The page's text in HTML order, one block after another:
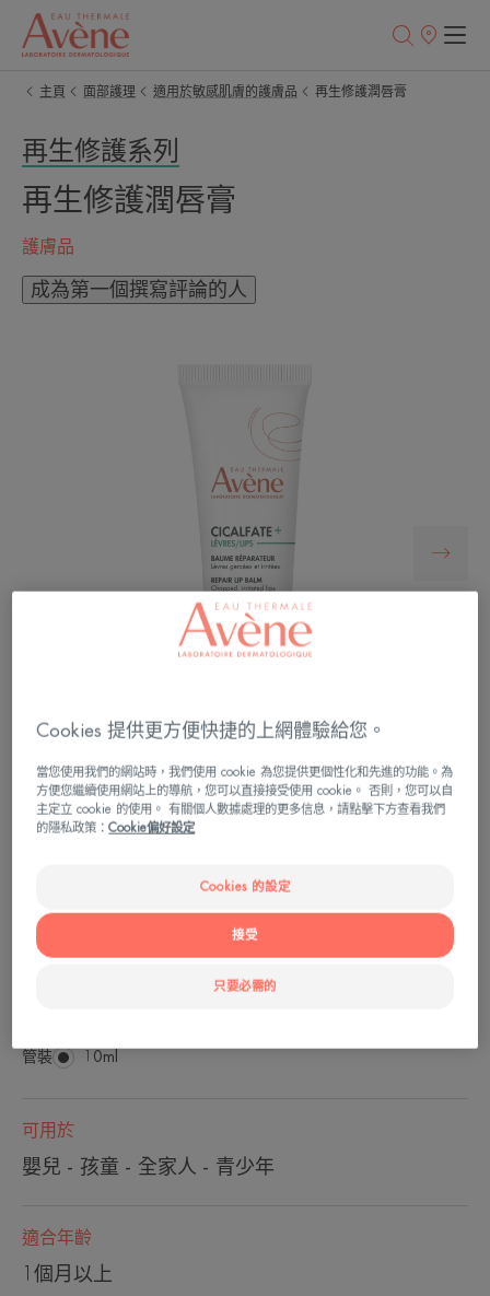
銷
主頁
面部護理 適用於敏感肌膚的護膚品 再生修護潤唇膏
再生修護系列
再生修護潤唇膏
護膚品
成為第一個撰寫評論的人
具有修復*、24 小時保濕**和保護乾裂和受刺激嘴
唇的配方。
恢復舒適和柔軟，形成保護屏障，保護受刺激的雙
管裝
管
10ml
可用於
嬰兒 - 孩童 - 全家人 - 青少年
適合年齡
1個月以上
Cookies 提供更方便快捷的上網體驗給您。
當您使用我們的網站時，我們使用 cookie 為您提供更個性化和先進的功能。為
方便您繼續使用網站上的導航，您可以直接接受使用 cookie。 否則，您可以自
主定立 cookie 的使用。 有關個人數據處理的更多信息，請點擊下方查看我們
的隱私政策：Cookie偏好設定
Cookies 的設定
只要必需的
接受